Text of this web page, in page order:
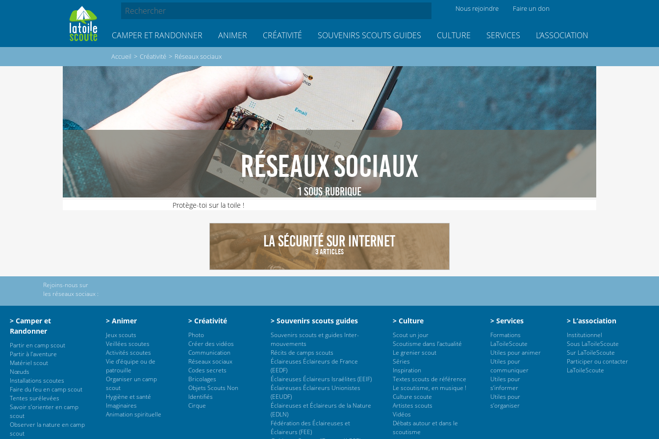
Nous rejoindre Faire un don
CAMPER ET RANDONNER ANIMER CRÉATIVITÉ SOUVENIRS SCOUTS GUIDES CULTURE SERVICES L’ASSOCIATION
Accueil > Créativité > Réseaux sociaux
RÉSEAUX SOCIAUX
1 SOUS RUBRIQUE
Protège-toi sur la toile !
La sécurité sur Internet
3 Articles
Rejoins-nous sur
les réseaux sociaux :
> Camper et
Randonner
Partir en camp scout
Partir à l’aventure
Matériel scout
Nœuds
Installations scoutes
Faire du feu en camp scout
Tentes surélevées
Savoir s’orienter en camp
scout
Observer la nature en camp
scout
> Animer
Jeux scouts
Veillées scoutes
Activités scoutes
Vie d’équipe ou de
patrouille
Organiser un camp
scout
Hygiène et santé
Imaginaires
Animation spirituelle
> Créativité
Photo
Créer des vidéos
Communication
Réseaux sociaux
Codes secrets
Bricolages
Objets Scouts Non
Identifiés
Cirque
> Souvenirs scouts guides
Souvenirs scouts et guides Inter-
mouvements
Récits de camps scouts
Éclaireuses Éclaireurs de France
(EEDF)
Éclaireuses Éclaireurs Israélites (EEIF)
Éclaireuses Éclaireurs Unionistes
(EEUDF)
Éclaireuses et Éclaireurs de la Nature
(EDLN)
Fédération des Éclaireuses et
Éclaireurs (FEE)
> Culture
Scout un jour
Scoutisme dans l’actualité
Le grenier scout
Séries
Inspiration
Textes scouts de référence
Le scoutisme, en musique !
Culture scoute
Artistes scouts
Vidéos
Débats autour et dans le
scoutisme
> Services
Formations
LaToileScoute
Utiles pour animer
Utiles pour
communiquer
Utiles pour
s’informer
Utiles pour
s’organiser
> L’association
Institutionnel
Sous LaToileScoute
Sur LaToileScoute
Participer ou contacter
LaToileScoute